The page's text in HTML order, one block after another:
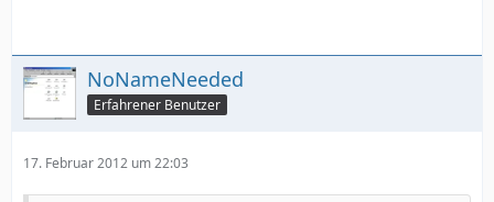
NoNameNeeded
Erfahrener Benutzer
17. Februar 2012 um 22:03